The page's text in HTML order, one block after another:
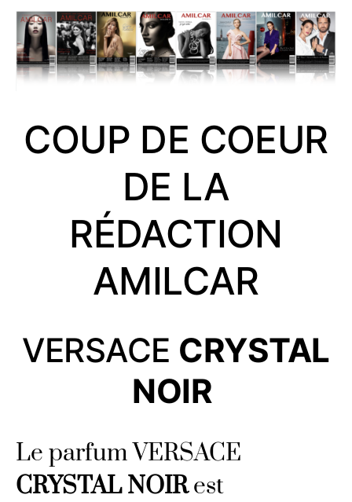
COUP DE COEUR
DE LA
RÉDACTION
AMILCAR
VERSACE CRYSTAL
NOIR
Le parfum VERSACE
CRYSTAL NOIRest